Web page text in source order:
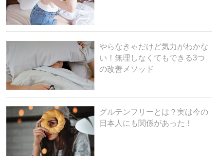
やらなきゃだけど気力がわかな
い！無理しなくてもできる3つ
の改善メソッド
グルテンフリーとは？実は今の
日本人にも関係があった！